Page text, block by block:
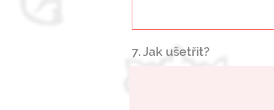
7. Jak ušetřit?